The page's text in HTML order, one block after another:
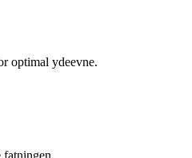
optimal ydeevne.